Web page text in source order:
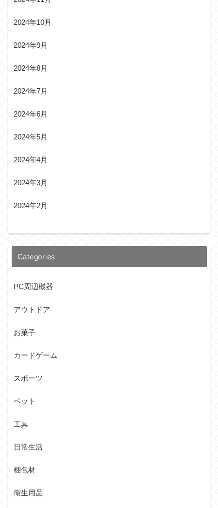
2024年10月
2024年9月
2024年8月
2024年7月
2024年6月
2024年5月
2024年4月
2024年3月
2024年2月
Categories
PC周辺機器
アウトドア
お菓子
カードゲーム
スポーツ
ペット
工具
日常生活
梱包材
衛生用品